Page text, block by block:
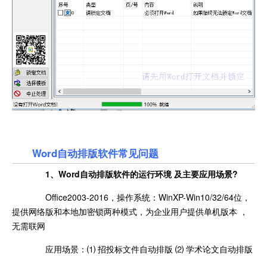
Word自动排版软件常见问题
1、Word自动排版软件的运行环境 及主要应用场景?
Office2003-2016，操作系统：WinXP-Win10/32/64位，
提供网络版和本地加密锁两种模式，为企业用户提供单机版本 ，
无需联网
应用场景：⑴ 招投标文件自动排版 ⑵ 学术论文自动排版